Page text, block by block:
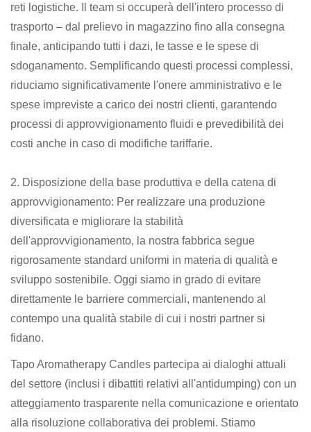
reti logistiche. Il team si occuperà dell'intero processo di
trasporto – dal prelievo in magazzino fino alla consegna
finale, anticipando tutti i dazi, le tasse e le spese di
sdoganamento. Semplificando questi processi complessi,
riduciamo significativamente l'onere amministrativo e le
spese impreviste a carico dei nostri clienti, garantendo
processi di approvvigionamento fluidi e prevedibilità dei
costi anche in caso di modifiche tariffarie.
2. Disposizione della base produttiva e della catena di
approvvigionamento: Per realizzare una produzione
diversificata e migliorare la stabilità
dell'approvvigionamento, la nostra fabbrica segue
rigorosamente standard uniformi in materia di qualità e
sviluppo sostenibile. Oggi siamo in grado di evitare
direttamente le barriere commerciali, mantenendo al
contempo una qualità stabile di cui i nostri partner si
fidano.
Tapo Aromatherapy Candles partecipa ai dialoghi attuali
del settore (inclusi i dibattiti relativi all'antidumping) con un
atteggiamento trasparente nella comunicazione e orientato
alla risoluzione collaborativa dei problemi. Stiamo